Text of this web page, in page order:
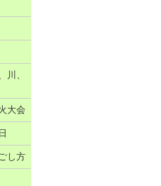
川、
大会
し方